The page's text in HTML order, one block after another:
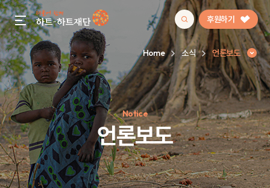
gnb menu open 후원하기
인기 키워드
#정기후원#하트플레이스#캠페인#팬덤후원
Home 소식 언론보도
Notice
언론보도